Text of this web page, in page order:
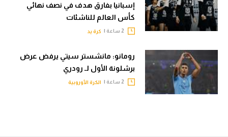
إسبانيا بفارق هدف في نصف نهائي
كأس العالم للناشئات
كرة يد
رومانو: مانشستر سيتي يرفض عرض
برشلونة الأول لـ رودري
الكرة الأوروبية